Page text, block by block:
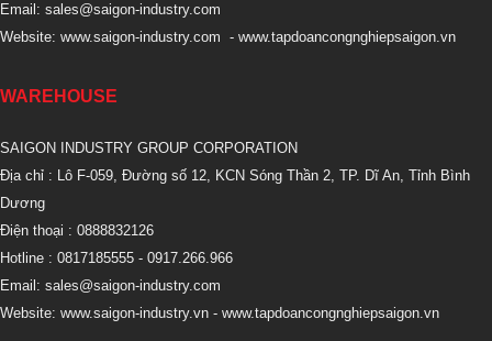
Email: sales@saigon-industry.com
Website: www.saigon-industry.com - www.tapdoancongnghiepsaigon.vn
WAREHOUSE
SAIGON INDUSTRY GROUP CORPORATION
Địa chỉ : Lô F-059, Đường số 12, KCN Sóng Thần 2, TP. Dĩ An, Tỉnh Bình
Dương
Điện thoại : 0888832126
Hotline : 0817185555 - 0917.266.966
Email: sales@saigon-industry.com
Website: www.saigon-industry.vn - www.tapdoancongnghiepsaigon.vn